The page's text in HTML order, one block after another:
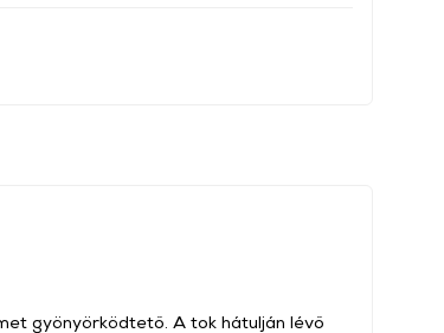
gyönyörködtető. A tok hátulján lévő